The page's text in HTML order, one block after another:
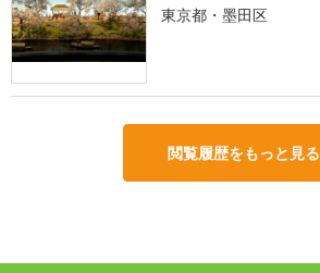
東京都・墨田区
閲覧履歴をもっと見る